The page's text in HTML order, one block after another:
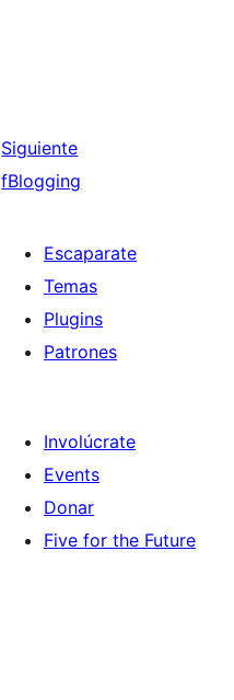
Siguiente
fBlogging
Escaparate
Temas
Plugins
Patrones
Involúcrate
Events
Donar
Five for the Future